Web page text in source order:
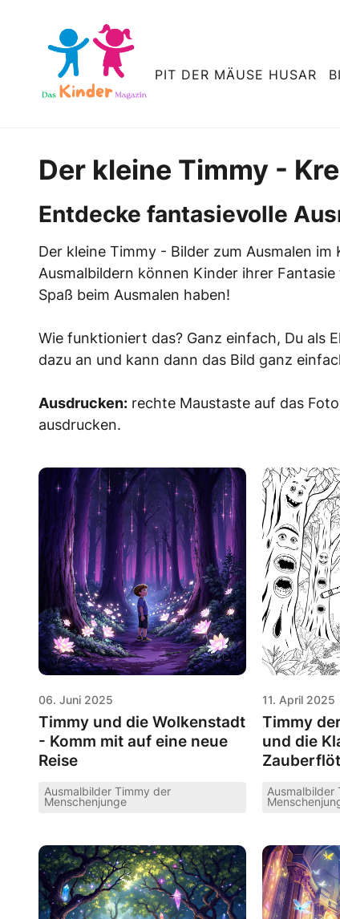
PIT DER MÄUSE HUSAR
Der kleine Timmy -
Entdecke fantasievolle
Der kleine Timmy - Bilder zum Ausmalen
Ausmalbildern können Kinder ihrer
Spaß beim Ausmalen haben!
Wie funktioniert das? Ganz einfach, Du als
dazu an und kann dann das Bild ganz
Ausdrucken: rechte Maustaste auf das
ausdrucken.
06. Juni 2025
Timmy und die Wolkenstadt
- Komm mit auf eine neue
Reise
Ausmalbilder Timmy der
Menschenjunge
11. April 2025
Timmy
und die
Ausmalbilder